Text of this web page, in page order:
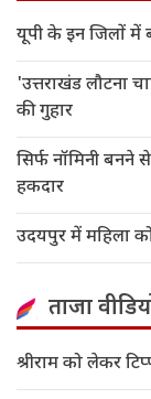
यूपी के इन जिलों में
'उत्तराखंड लौटना
की गुहार
सिर्फ नॉमिनी बनने
हकदार
उदयपुर में महिला
ताजा
श्रीराम को लेकर